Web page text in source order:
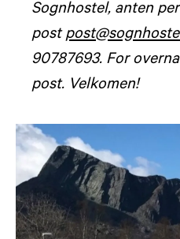
Sognhostel, anten
post
90787693. For
post. Velkomen!